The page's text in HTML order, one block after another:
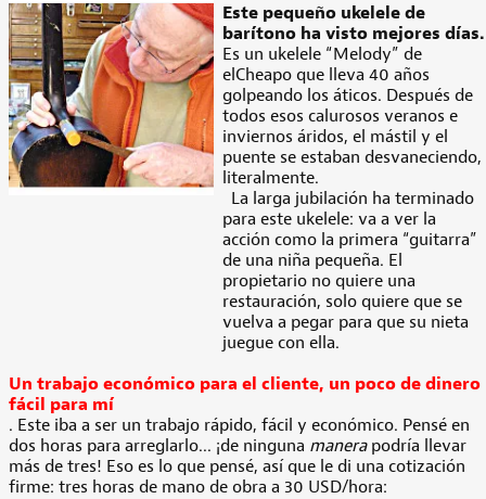
Este pequeño ukelele de
barítono ha visto mejores días.
Es un ukelele “Melody” de
elCheapo que lleva 40 años
golpeando los áticos. Después de
todos esos calurosos veranos e
inviernos áridos, el mástil y el
puente se estaban desvaneciendo,
literalmente.
La larga jubilación ha terminado
para este ukelele: va a ver la
acción como la primera “guitarra”
de una niña pequeña. El
propietario no quiere una
restauración, solo quiere que se
vuelva a pegar para que su nieta
juegue con ella.
Un trabajo económico para el cliente, un poco de dinero
fácil para mí
. Este iba a ser un trabajo rápido, fácil y económico. Pensé en
dos horas para arreglarlo... ¡de ninguna manerapodría llevar
más de tres! Eso es lo que pensé, así que le di una cotización
firme: tres horas de mano de obra a 30 USD/hora: